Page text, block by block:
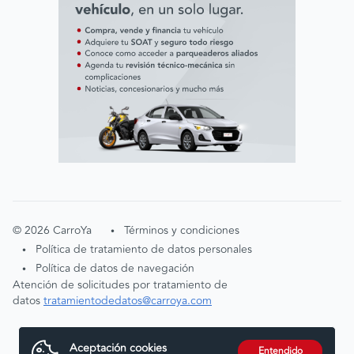
©2026 CarroYa • Términos y condiciones
• Política de tratamiento de datos personales
•
Política de datos de navegación
Atención de solicitudes por tratamiento de
datostratamientodedatos@carroya.com
Aceptación cookies